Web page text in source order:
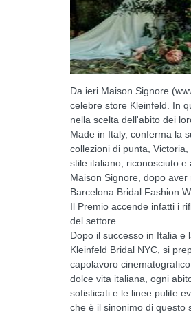
Da ieri Maison Signore
celebre store Kleinfeld. In
nella scelta dell'abito dei
Made in Italy, conferma la
collezioni di punta,
stile italiano, riconosciuto e
Maison Signore, dopo
Barcelona Bridal Fashion
Il Premio accende infatti i
del settore.
Dopo il successo in Italia e
Kleinfeld Bridal NYC, si
capolavoro
dolce vita italiana, ogni
sofisticati e le linee pulite
che è il sinonimo di questo